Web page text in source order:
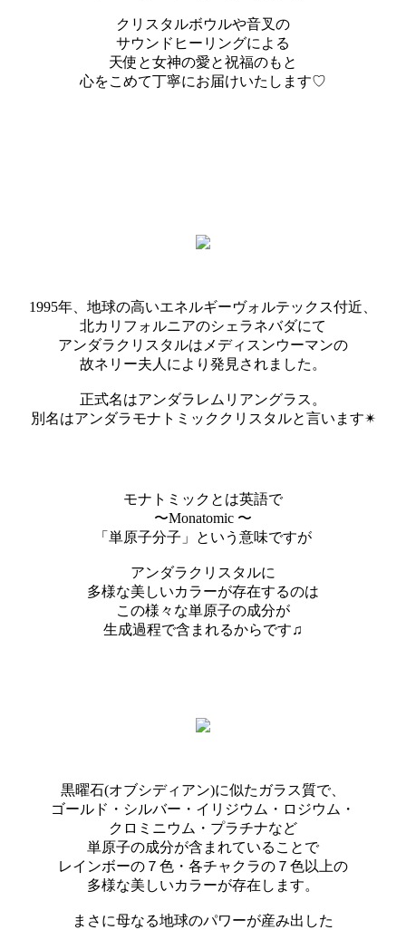
クリスタルボウルや音叉の
サウンドヒーリングによる
天使と女神の愛と祝福のもと
心をこめて丁寧にお届けいたします♡
1995年、地球の高いエネルギーヴォルテックス付近、
北カリフォルニアのシェラネバダにて
アンダラクリスタルはメディスンウーマンの
故ネリー夫人により発見されました。
正式名はアンダラレムリアングラス。
別名はアンダラモナトミッククリスタルと言います✴︎
モナトミックとは英語で
〜Monatomic 〜
「単原子分子」という意味ですが
アンダラクリスタルに
多様な美しいカラーが存在するのは
この様々な単原子の成分が
生成過程で含まれるからです♫
黒曜石(オブシディアン)に似たガラス質で、
ゴールド・シルバー・イリジウム・ロジウム・
クロミニウム・プラチナなど
単原子の成分が含まれていることで
レインボーの７色・各チャクラの７色以上の
多様な美しいカラーが存在します。
まさに母なる地球のパワーが産み出した